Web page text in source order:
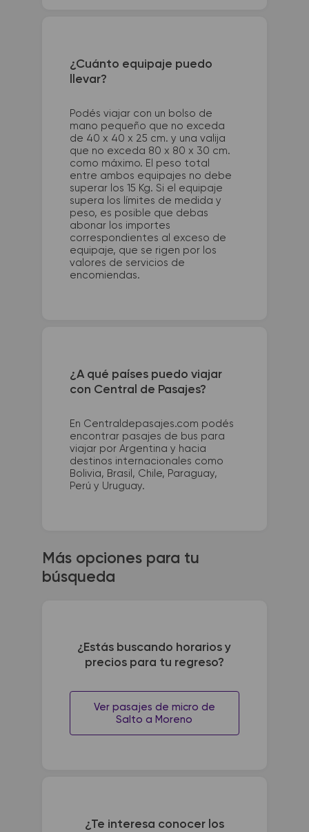
¿Cuánto equipaje puedo
llevar?
Podés viajar con un bolso de
mano pequeño que no exceda
de 40 x 40 x 25 cm. y una valija
que no exceda 80 x 80 x 30 cm.
como máximo. El peso total
entre ambos equipajes no debe
superar los 15 Kg. Si el equipaje
supera los límites de medida y
peso, es posible que debas
abonar los importes
correspondientes al exceso de
equipaje, que se rigen por los
valores de servicios de
encomiendas.
¿A qué países puedo viajar
con Central de Pasajes?
En Centraldepasajes.com podés
encontrar pasajes de bus para
viajar por Argentina y hacia
destinos internacionales como
Bolivia, Brasil, Chile, Paraguay,
Perú y Uruguay.
Más opciones para tu
búsqueda
¿Estás buscando horarios y
precios para tu regreso?
Ver pasajes de micro de
Salto a Moreno
¿Te interesa conocer los